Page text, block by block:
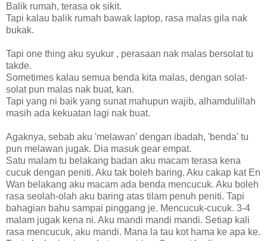
Balik rumah, terasa ok sikit.
Tapi kalau balik rumah bawak laptop, rasa malas gila nak
bukak.
Tapi one thing aku syukur , perasaan nak malas bersolat tu
takde.
Sometimes kalau semua benda kita malas, dengan solat-
solat pun malas nak buat, kan.
Tapi yang ni baik yang sunat mahupun wajib, alhamdulillah
masih ada kekuatan lagi nak buat.
Agaknya, sebab aku 'melawan' dengan ibadah, 'benda' tu
pun melawan jugak. Dia masuk gear empat.
Satu malam tu belakang badan aku macam terasa kena
cucuk dengan peniti. Aku tak boleh baring. Aku cakap kat En
Wan belakang aku macam ada benda mencucuk. Aku boleh
rasa seolah-olah aku baring atas tilam penuh peniti. Tapi
bahagian bahu sampai pinggang je. Mencucuk-cucuk. 3-4
malam jugak kena ni. Aku mandi mandi mandi. Setiap kali
rasa mencucuk, aku mandi. Mana la tau kot hama ke apa ke.